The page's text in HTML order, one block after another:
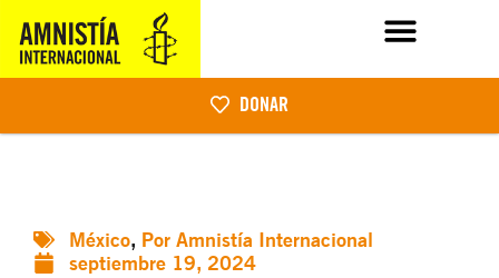
DONAR
México, Por Amnistía Internacional
septiembre 19, 2024